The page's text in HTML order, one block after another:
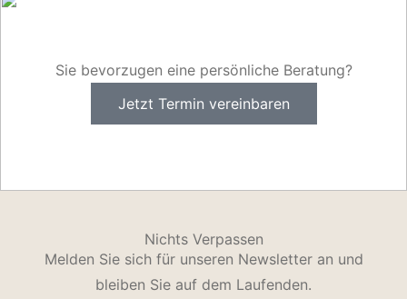
Sie bevorzugen eine persönliche Beratung?
Jetzt Termin vereinbaren
Nichts Verpassen
Melden Sie sich für unseren Newsletter an und
bleiben Sie auf dem Laufenden.